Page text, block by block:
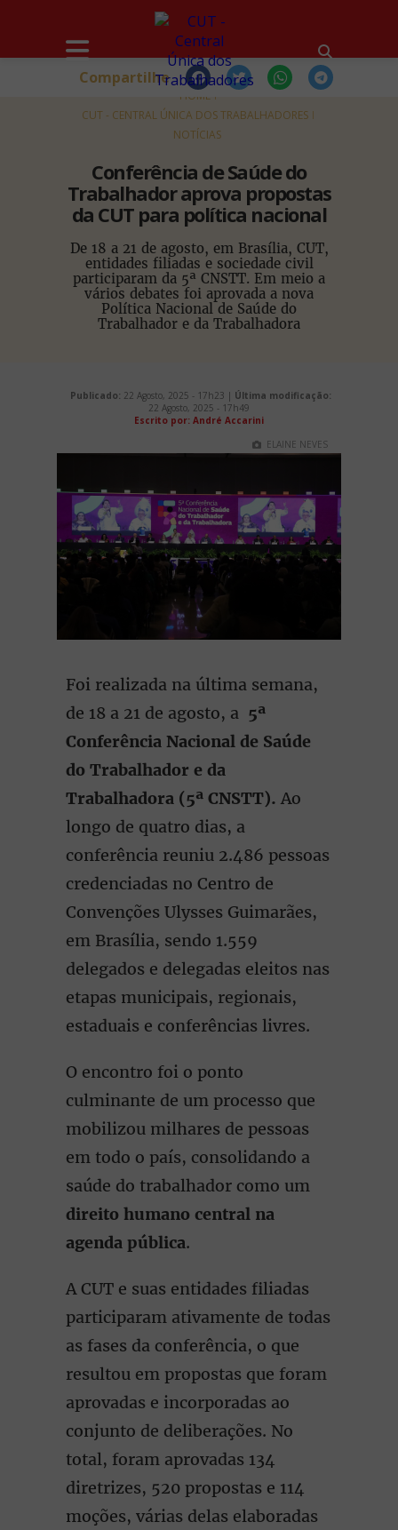
HOME
CUT - CENTRAL ÚNICA DOS TRABALHADORES
NOTÍCIAS
Conferência de Saúde do
Trabalhador aprova propostas
da CUT para política nacional
De 18 a 21 de agosto, em Brasília, CUT,
entidades filiadas e sociedade civil
participaram da 5ª CNSTT. Em meio a
vários debates foi aprovada a nova
Política Nacional de Saúde do
Trabalhador e da Trabalhadora
Compartilhe
Publicado: 22 Agosto, 2025 - 17h23 | Última modificação:
22 Agosto, 2025 - 17h49
Escrito por: André Accarini
ELAINE NEVES
Foi realizada na última semana,
de 18 a 21 de agosto, a 5ª
Conferência Nacional de Saúde
do Trabalhador e da
Trabalhadora (5ª CNSTT). Ao
longo de quatro dias, a
conferência reuniu 2.486 pessoas
credenciadas no Centro de
Convenções Ulysses Guimarães,
em Brasília, sendo 1.559
delegados e delegadas eleitos nas
etapas municipais, regionais,
estaduais e conferências livres.
O encontro foi o ponto
culminante de um processo que
mobilizou milhares de pessoas
em todo o país, consolidando a
saúde do trabalhador como um
direito humano central na
agenda pública.
A CUT e suas entidades filiadas
participaram ativamente de todas
as fases da conferência, o que
resultou em propostas que foram
aprovadas e incorporadas ao
conjunto de deliberações. No
total, foram aprovadas 134
diretrizes, 520 propostas e 114
moções, várias delas elaboradas